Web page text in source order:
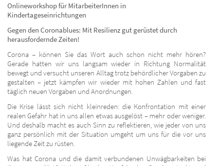
Onlineworkshop für MitarbeiterInnen in
Kindertageseinrichtungen
Gegen den Coronablues: Mit Resilienz gut gerüstet durch
herausfordernde Zeiten!
Corona – können Sie das Wort auch schon nicht mehr hören?
Gerade hatten wir uns langsam wieder in Richtung Normalität
bewegt und versucht unseren Alltag trotz behördlicher Vorgaben zu
gestalten – jetzt kämpfen wir wieder mit hohen Zahlen und fast
täglich neuen Vorgaben und Anordnungen.
Die Krise lässt sich nicht kleinreden: die Konfrontation mit einer
realen Gefahr hat in uns allen etwas ausgelöst – mehr oder weniger.
Und deshalb macht es auch Sinn zu reflektieren, wie jeder von uns
ganz persönlich mit der Situation umgeht um uns für die vor uns
liegende Zeit zu rüsten.
Was hat Corona und die damit verbundenen Unwägbarkeiten bei